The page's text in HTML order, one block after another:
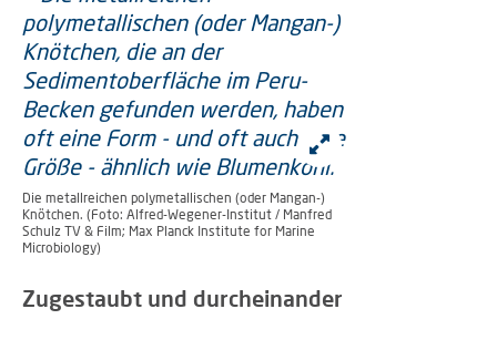
Die metallreichen polymetallischen (oder Mangan-)
Knötchen. (Foto: Alfred-Wegener-Institut / Manfred
Schulz TV & Film; Max Planck Institute for Marine
Microbiology)
Zugestaubt und durcheinander